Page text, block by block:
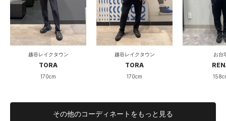
厚み 薄い 厚い
透け度 透けない 透ける
伸びる
越谷レイクタウン
TORA
170cm
越谷レイクタウン
TORA
170cm
お台
その他のコーディネートをもっと見る